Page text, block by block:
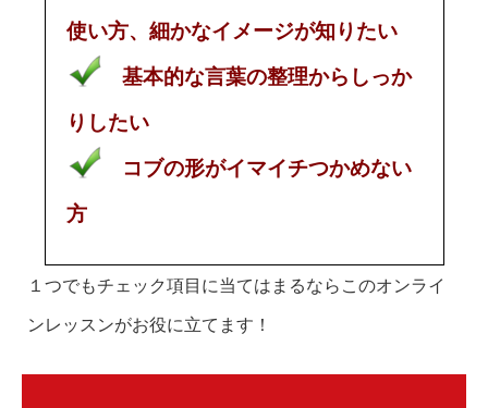
使い方、細かなイメージが知りたい
基本的な言葉の整理からしっか
りしたい
コブの形がイマイチつかめない
方
１つでもチェック項目に当てはまるならこのオンライ
ンレッスンがお役に立てます！